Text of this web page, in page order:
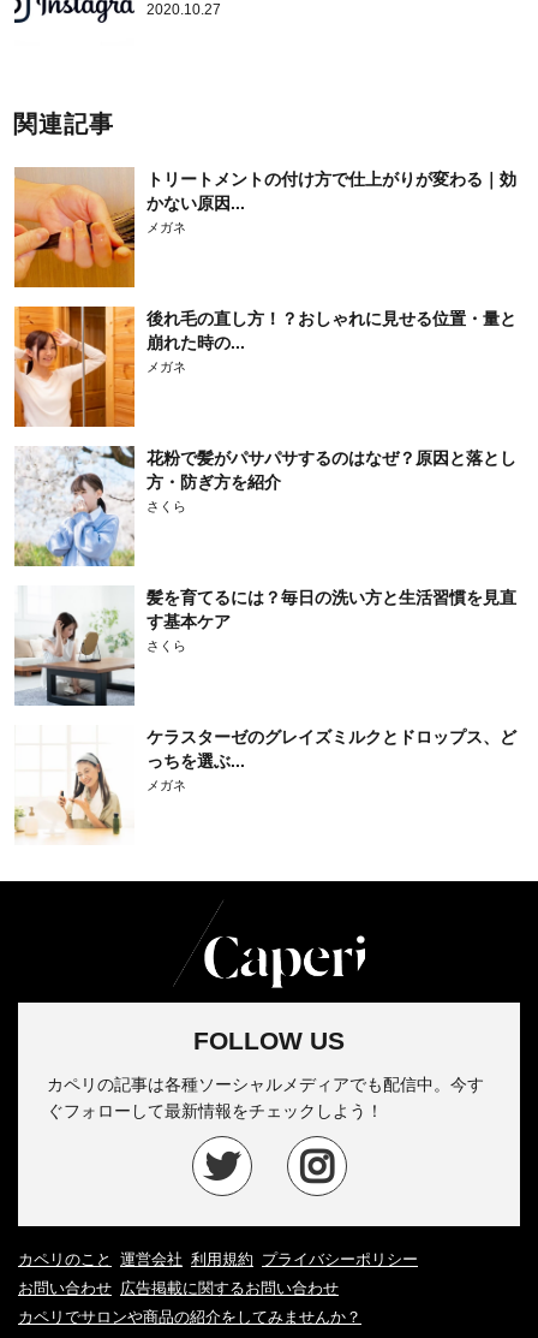
2020.10.27
関連記事
トリートメントの付け方で仕上がりが変わる｜効
かない原因...
メガネ
後れ毛の直し方！？おしゃれに見せる位置・量と
崩れた時の...
メガネ
花粉で髪がパサパサするのはなぜ？原因と落とし
方・防ぎ方を紹介
さくら
髪を育てるには？毎日の洗い方と生活習慣を見直
す基本ケア
さくら
ケラスターゼのグレイズミルクとドロップス、ど
っちを選ぶ...
メガネ
FOLLOW US
カペリの記事は各種ソーシャルメディアでも配信中。今す
ぐフォローして最新情報をチェックしよう！
カペリのこと 運営会社 利用規約 プライバシーポリシー
お問い合わせ 広告掲載に関するお問い合わせ
カペリでサロンや商品の紹介をしてみませんか？